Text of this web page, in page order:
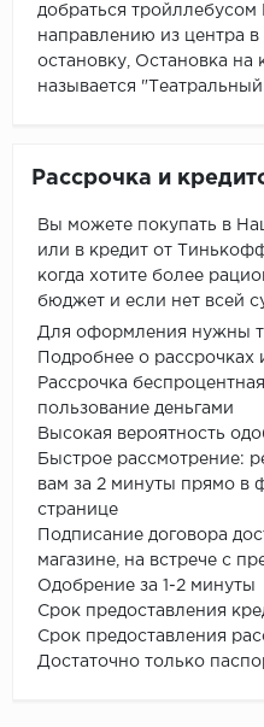
добраться
направлению из центра в
остановку, Остановка на
называется
Рассрочка и
Вы можете покупать в
или в кредит от
когда хотите более
бюджет и если нет всей
Для оформления нужны
Подробнее о
Рассрочка
пользование деньгами
Высокая вероятность
Быстрое рассмотрение:
вам за 2 минуты прямо в
странице
Подписание договора
магазине, на встрече с
Одобрение за 1-2 минуты
Срок предоставления
Срок предоставления
Достаточно только